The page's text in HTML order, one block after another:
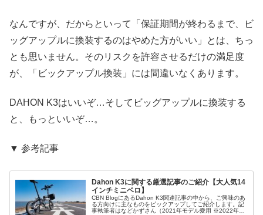
なんですが、だからといって「保証期間が終わるまで、ビ
ッグアップルに換装するのはやめた方がいい」とは、ちっ
とも思いません。そのリスクを許容させるだけの満足度
が、「ビックアップル換装」には間違いなくあります。
DAHON K3はいいぞ…そしてビッグアップルに換装する
と、もっといいぞ…。
▼ 参考記事
Dahon K3に関する厳選記事のご紹介【大人気14
インチミニベロ】
CBN BlogにあるDahon K3関連記事の中から、ご興味のあ
る方向けに主なものをピックアップしてご紹介します。記
事執筆者はなどかずさん（2021年モデル愛用 ※2022年モ